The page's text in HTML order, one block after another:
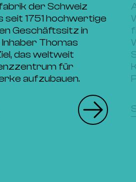
der Schweiz
seit 1751 hochwertige
Geschäftssitz in
Thomas
das weltweit
für
aufzubauen.